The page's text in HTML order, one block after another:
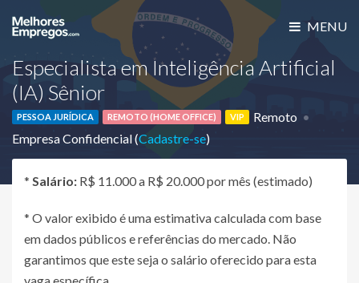
MENU
Especialista em Inteligência Artificial
(IA) Sênior
PESSOA JURÍDICA REMOTO (HOME OFFICE) VIP
Remoto
Empresa Confidencial (Cadastre-se)
* Salário: R$ 11.000 a R$ 20.000 por mês (estimado)
* O valor exibido é uma estimativa calculada com base
em dados públicos e referências do mercado. Não
garantimos que este seja o salário oferecido para esta